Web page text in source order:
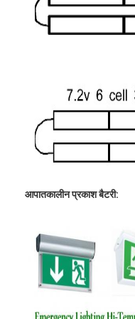
कारखाना भ्रमण
समाचार
लिथियम LiFePO4 बैटरी
लिथियम आयन रिचार्जेबल
लिथियम पॉलिमर बैटरी
ऊर्जा भंडारण बैटरी
आपातकालीन प्रकाश बैटरी: